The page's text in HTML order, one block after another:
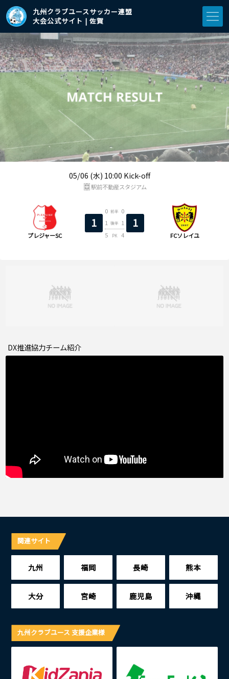
九州クラブユースサッカー連盟
大会公式サイト | 佐賀
05/06 (水) 10:00 Kick-off
プレジャーSC
1
0 前半
0
1 後半
1
5
PK 4
1
FCソレイユ
駅前不動産スタジアム
DX推進協力チーム紹介
関連サイト
九州 福岡 長崎 熊本
大分 宮崎 鹿児島 沖縄
九州クラブユース 支援企業様